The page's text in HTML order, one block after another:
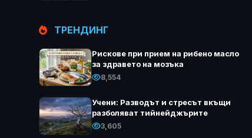
ТРЕНДИНГ
Рискове при прием на рибено масло
за здравето на мозъка
8,554
Учени: Разводът и стресът вкъщи
разболяват тийнейджърите
3,605